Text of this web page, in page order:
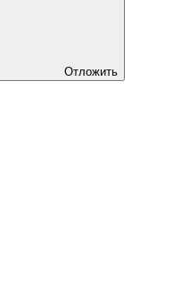
Отложить